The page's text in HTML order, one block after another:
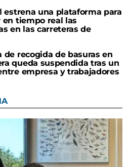
estrena una plataforma para
tiempo real las
en las carreteras de
de recogida de basuras en
queda suspendida tras un
empresa y trabajadores